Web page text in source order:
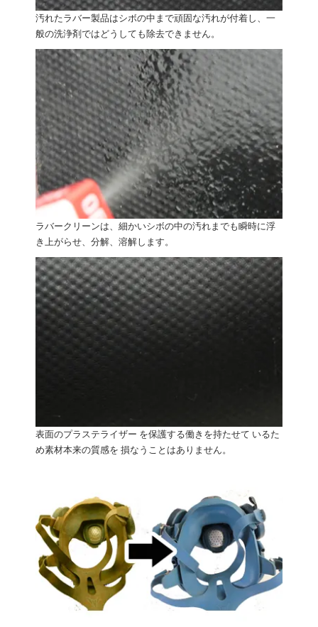
汚れたラバー製品はシボの中まで頑固な汚れが付着し、一
般の洗浄剤ではどうしても除去できません。
ラバークリーンは、細かいシボの中の汚れまでも瞬時に浮
き上がらせ、分解、溶解します。
表面のプラステライザー を保護する働きを持たせて いるた
め素材本来の質感を 損なうことはありません。